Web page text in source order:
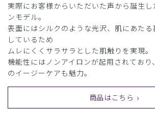
実際にお客様からいただいた声から誕生
ンモデル。
表面にはシルクのような光沢、肌にあたる
しているため
ムレにくくサラサラとした肌触りを実現。
機能性にはノンアイロンが起用されており
のイージーケアも魅力。
商品はこちら